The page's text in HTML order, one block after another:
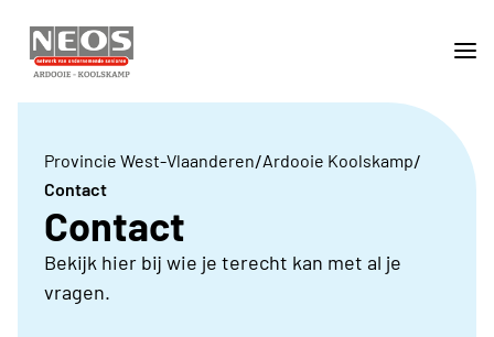
Provincie West-Vlaanderen/Ardooie Koolskamp/
Contact
Contact
Bekijk hier bij wie je terecht kan met al je
vragen.